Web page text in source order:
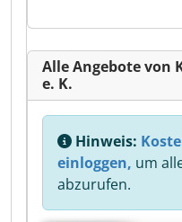
Alle Angebote von
e. K.
Hinweis:
einloggen, um
abzurufen.